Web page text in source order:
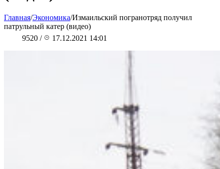
Главная/Экономика/Измаильский погранотряд получил
патрульный катер (видео)
9520 / 17.12.2021 14:01